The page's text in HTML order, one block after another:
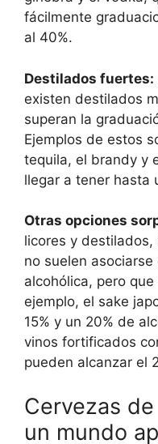
fácilmente
al 40%.
Destilados fuertes:
existen destilados
superan la
Ejemplos de estos
tequila, el brandy y
llegar a tener hasta
Otras opciones
licores y
no suelen
alcohólica, pero
ejemplo, el sake
15% y un 20% de
vinos fortificados
pueden alcanzar el
Cervezas
un mundo